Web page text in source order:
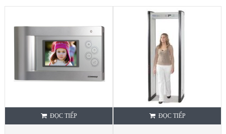
ĐỌC TIẾP ĐỌC TIẾP